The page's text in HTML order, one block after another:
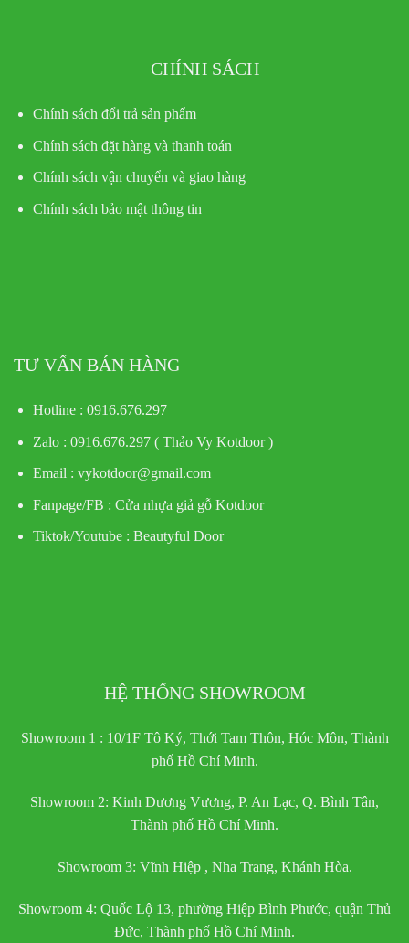
CHÍNH SÁCH
Chính sách đổi trả sản phẩm
Chính sách đặt hàng và thanh toán
Chính sách vận chuyển và giao hàng
Chính sách bảo mật thông tin
TƯ VẤN BÁN HÀNG
Hotline : 0916.676.297
Zalo : 0916.676.297 ( Thảo Vy Kotdoor )
Email : vykotdoor@gmail.com
Fanpage/FB : Cửa nhựa giả gỗ Kotdoor
Tiktok/Youtube : Beautyful Door
HỆ THỐNG SHOWROOM
Showroom 1 : 10/1F Tô Ký, Thới Tam Thôn, Hóc Môn, Thành
phố Hồ Chí Minh.
Showroom 2: Kinh Dương Vương, P. An Lạc, Q. Bình Tân,
Thành phố Hồ Chí Minh.
Showroom 3: Vĩnh Hiệp , Nha Trang, Khánh Hòa.
Showroom 4: Quốc Lộ 13, phường Hiệp Bình Phước, quận Thủ
Đức, Thành phố Hồ Chí Minh.